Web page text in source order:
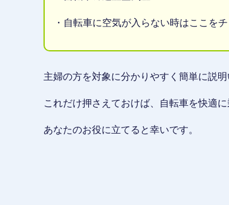
・自転車に空気が入らない時はここを
主婦の方を対象に分かりやすく簡単に説
これだけ押さえておけば、自転車を快適に
あなたのお役に立てると幸いです。